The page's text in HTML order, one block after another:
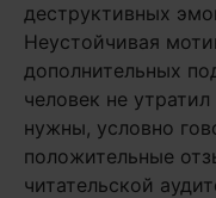
деструктивных
Неустойчивая
дополнительных
человек не
нужны, условно
положительные
читательской